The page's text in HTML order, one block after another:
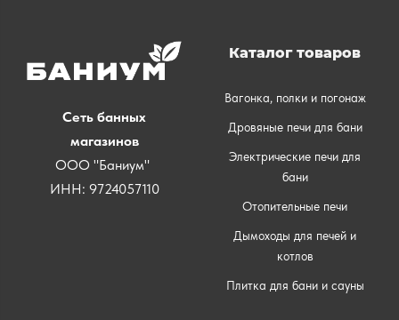
Сеть банных
магазинов
ООО "Баниум"
ИНН: 9724057110
Каталог товаров
Вагонка, полки и погонаж
Дровяные печи для бани
Электрические печи для
бани
Отопительные печи
Дымоходы для печей и
котлов
Плитка для бани и сауны